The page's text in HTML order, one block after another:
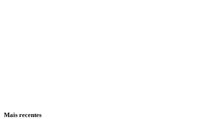
Mais recentes